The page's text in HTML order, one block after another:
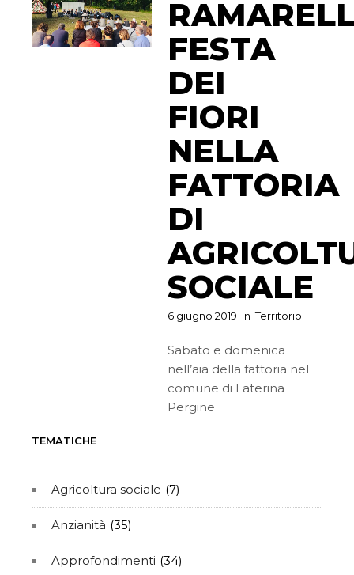
FESTA
DEI
FIORI
NELLA
FATTORIA
DI
SOCIALE
6 giugno 2019 in Territorio
Sabato e domenica
nell’aia della fattoria nel
comune di Laterina
Pergine
TEMATICHE
Agricoltura sociale (7)
Anzianità (35)
Approfondimenti (34)